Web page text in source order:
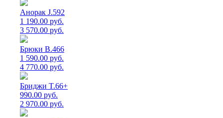
Анорак J.592
1 190.00 руб.
3 570.00 руб.
Брюки B.466
1 590.00 руб.
4 770.00 руб.
Бриджи T.66+
990.00 руб.
2 970.00 руб.